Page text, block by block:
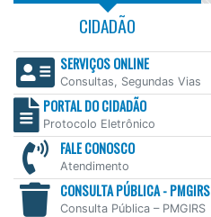
CIDADÃO
SERVIÇOS ONLINE
Consultas, Segundas Vias
PORTAL DO CIDADÃO
Protocolo Eletrônico
FALE CONOSCO
Atendimento
CONSULTA PÚBLICA - PMGIRS
Consulta Pública – PMGIRS